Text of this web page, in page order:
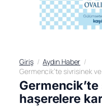
Giriş
Aydın Haber
Germencik’te sivrisinek
haşerelere